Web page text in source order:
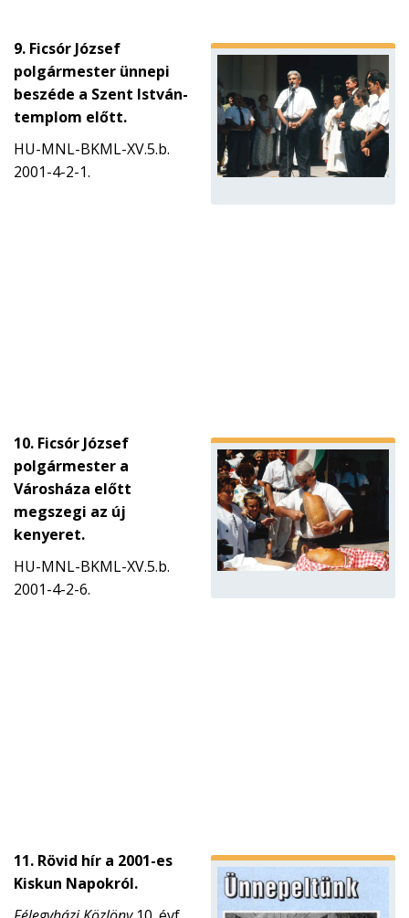
9. Ficsór József
polgármester ünnepi
beszéde a Szent István-
templom előtt.
HU-MNL-BKML-XV.5.b.
2001-4-2-1.
10. Ficsór József
polgármester a
Városháza előtt
megszegi az új
kenyeret.
HU-MNL-BKML-XV.5.b.
2001-4-2-6.
11. Rövid hír a 2001-es
Kiskun Napokról.